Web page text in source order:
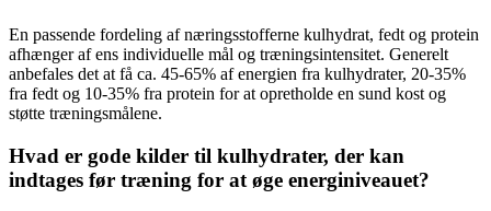
En passende fordeling af næringsstofferne kulhydrat, fedt og protein
afhænger af ens individuelle mål og træningsintensitet. Generelt
anbefales det at få ca. 45-65% af energien fra kulhydrater, 20-35%
fra fedt og 10-35% fra protein for at opretholde en sund kost og
støtte træningsmålene.
Hvad er gode kilder til kulhydrater, der kan
indtages før træning for at øge energiniveauet?